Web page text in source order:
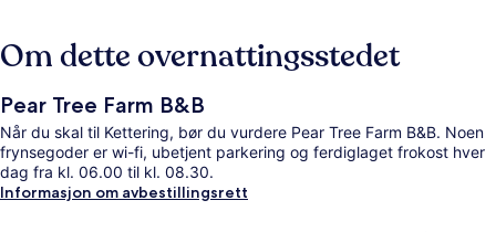
Om dette overnattingsstedet
Pear Tree Farm B&B
Når du skal til Kettering, bør du vurdere Pear Tree Farm B&B. Noen
frynsegoder er wi-fi, ubetjent parkering og ferdiglaget frokost hver
dag fra kl. 06.00 til kl. 08.30.
Informasjon om avbestillingsrett